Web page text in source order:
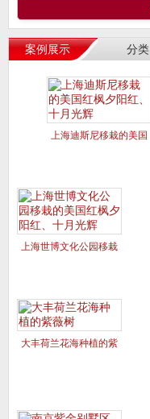
案例展示 分类
上海迪斯尼移栽的美国
上海世博文化公园移栽
大丰荷兰花海种植的紫